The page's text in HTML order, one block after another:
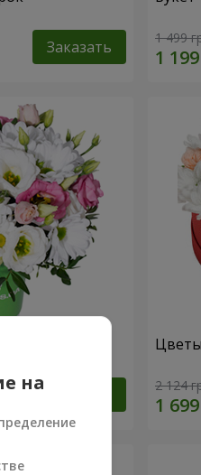
Заказать 1 499
глазах"
2 124
на